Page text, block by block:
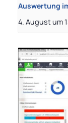
Auswertung
4. August um